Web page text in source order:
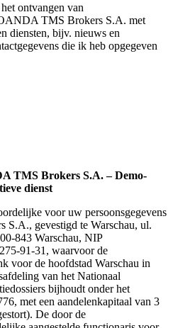
ontvangen van
TMS Brokers S.A. met
diensten, bijv. nieuws en
die ik heb opgegeven
TMS Brokers S.A. – Demo-
dienst
voor uw persoonsgegevens
gevestigd te Warschau, ul.
843 Warschau, NIP
91-31, waarvoor de
voor de hoofdstad Warschau in
van het Nationaal
bijhoudt onder het
met een aandelenkapitaal van 3
De door de